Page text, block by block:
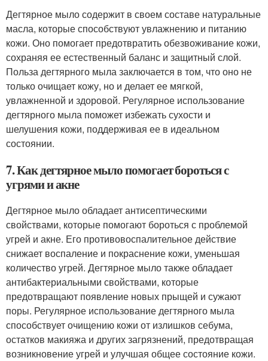
Дегтярное мыло содержит в своем составе натуральные
масла, которые способствуют увлажнению и питанию
кожи. Оно помогает предотвратить обезвоживание кожи,
сохраняя ее естественный баланс и защитный слой.
Польза дегтярного мыла заключается в том, что оно не
только очищает кожу, но и делает ее мягкой,
увлажненной и здоровой. Регулярное использование
дегтярного мыла поможет избежать сухости и
шелушения кожи, поддерживая ее в идеальном
состоянии.
7. Как дегтярное мыло помогает бороться с
угрями и акне
Дегтярное мыло обладает антисептическими
свойствами, которые помогают бороться с проблемой
угрей и акне. Его противовоспалительное действие
снижает воспаление и покраснение кожи, уменьшая
количество угрей. Дегтярное мыло также обладает
антибактериальными свойствами, которые
предотвращают появление новых прыщей и сужают
поры. Регулярное использование дегтярного мыла
способствует очищению кожи от излишков себума,
остатков макияжа и других загрязнений, предотвращая
возникновение угрей и улучшая общее состояние кожи.